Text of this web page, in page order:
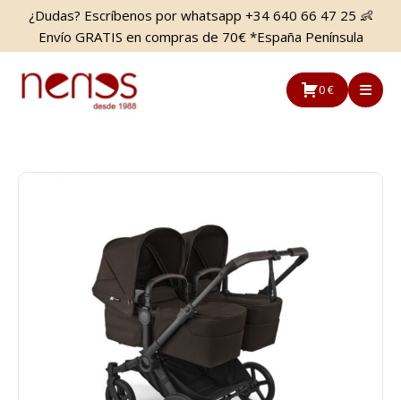
Saltar
contenido
principal
Saltar
la
barra
lateral
¿Dudas? Escríbenos por whatsapp +34 640 66 47 25 👶
Envío GRATIS en compras de 70€ *España Península
0 €